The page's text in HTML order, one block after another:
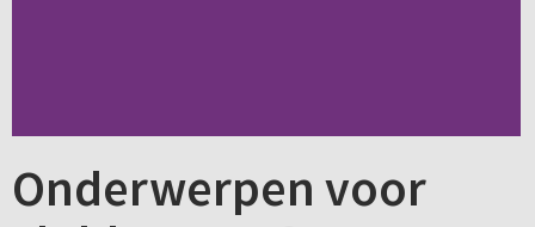
Onderwerpen voor